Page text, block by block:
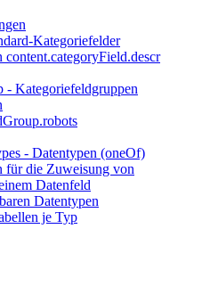
Kategoriefelder
- Kategoriefeldgruppen
- Datentypen (oneOf)
für die Zuweisung von
Datenfeld
Datentypen
je Typ